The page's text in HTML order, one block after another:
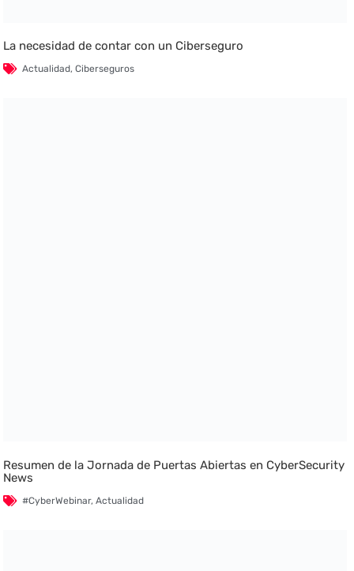
La necesidad de contar con un Ciberseguro
Actualidad,Ciberseguros
Resumen de la Jornada de Puertas Abiertas en CyberSecurity
News
#CyberWebinar,Actualidad